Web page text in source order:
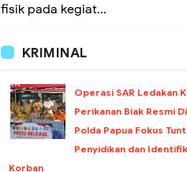
fisik pada kegiat...
KRIMINAL
Operasi SAR Ledakan
Perikanan Biak Resmi
Polda Papua Fokus
Penyidikan dan
Korban